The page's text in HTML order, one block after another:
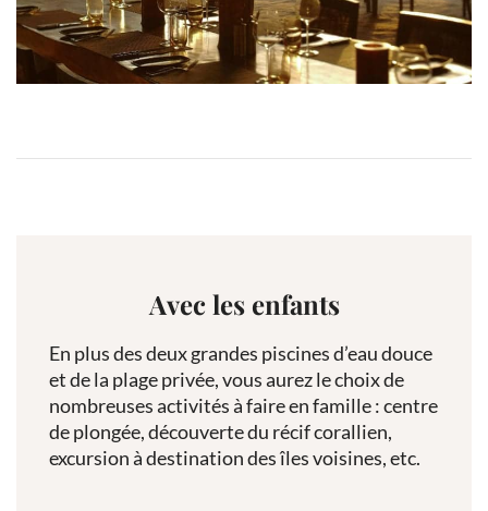
Avec les enfants
En plus des deux grandes piscines d’eau douce
et de la plage privée, vous aurez le choix de
nombreuses activités à faire en famille : centre
de plongée, découverte du récif corallien,
excursion à destination des îles voisines, etc.